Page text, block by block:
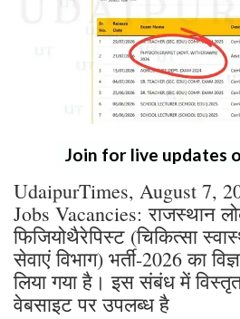
Join for live updates
UdaipurTimes, August 7,
Jobs Vacancies: राजस्थान
फिजियोथैरेपिस्ट (चिकित्सा
सेवाएं विभाग) भर्ती-2026 का
लिया गया है। इस संबंध में
वेबसाइट पर उपलब्ध है